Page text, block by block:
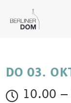
DO 03.
10.00